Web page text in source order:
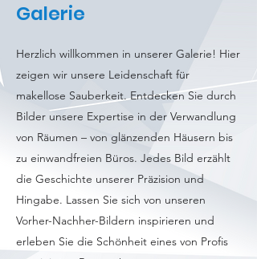
Galerie
Herzlich willkommen in unserer Galerie! Hier
zeigen wir unsere Leidenschaft für
makellose Sauberkeit. Entdecken Sie durch
Bilder unsere Expertise in der Verwandlung
von Räumen – von glänzenden Häusern bis
zu einwandfreien Büros. Jedes Bild erzählt
die Geschichte unserer Präzision und
Hingabe. Lassen Sie sich von unseren
Vorher-Nachher-Bildern inspirieren und
erleben Sie die Schönheit eines von Profis